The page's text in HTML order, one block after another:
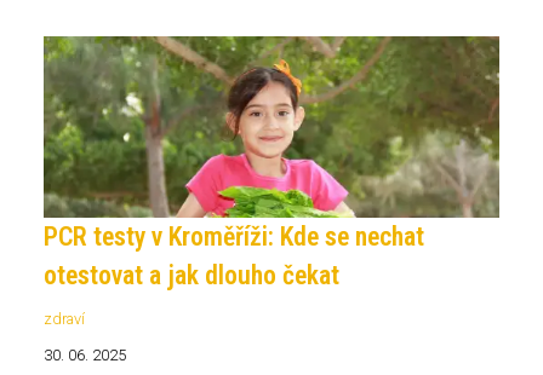
PCR testy v Kroměříži: Kde se nechat
otestovat a jak dlouho čekat
zdraví
30. 06. 2025